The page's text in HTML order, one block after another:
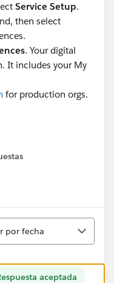
Service Setup.
then select
. Your digital
It includes your My
for production orgs.
por fecha
aceptada